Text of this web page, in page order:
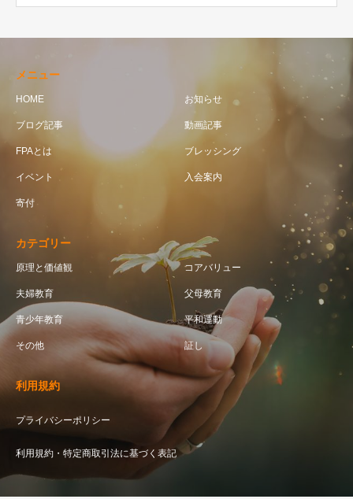
メニュー
HOME お知らせ
ブログ記事 動画記事
FPAとは ブレッシング
イベント 入会案内
寄付
カテゴリー
原理と価値観 コアバリュー
夫婦教育 父母教育
青少年教育 平和運動
その他 証し
利用規約
プライバシーポリシー
利用規約・特定商取引法に基づく表記